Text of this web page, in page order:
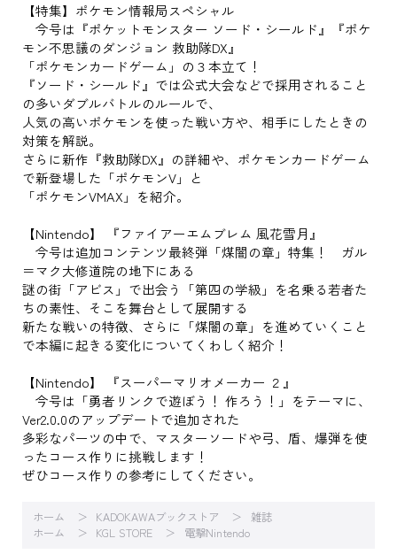
【特集】ポケモン情報局スペシャル
今号は『ポケットモンスター ソード・シールド』『ポケ
モン不思議のダンジョン 救助隊DX』
「ポケモンカードゲーム」の３本立て！
『ソード・シールド』では公式大会などで採用されること
の多いダブルバトルのルールで、
人気の高いポケモンを使った戦い方や、相手にしたときの
対策を解説。
さらに新作『救助隊DX』の詳細や、ポケモンカードゲーム
で新登場した「ポケモンV」と
「ポケモンVMAX」を紹介。
【Nintendo】 『ファイアーエムブレム 風花雪月』
今号は追加コンテンツ最終弾「煤闇の章」特集！ ガル
＝マク大修道院の地下にある
謎の街「アビス」で出会う「第四の学級」を名乗る若者た
ちの素性、そこを舞台として展開する
新たな戦いの特徴、さらに「煤闇の章」を進めていくこと
で本編に起きる変化についてくわしく紹介！
【Nintendo】 『スーパーマリオメーカー ２』
今号は「勇者リンクで遊ぼう！ 作ろう！」をテーマに、
Ver2.0.0のアップデートで追加された
多彩なパーツの中で、マスターソードや弓、盾、爆弾を使
ったコース作りに挑戦します！
ぜひコース作りの参考にしてください。
ホーム KADOKAWAブックストア
雑誌
ホーム
KGL STORE 電撃Nintendo